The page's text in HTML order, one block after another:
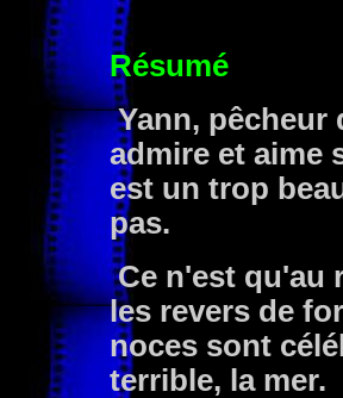
Résumé
Yann, pêcheur
admire et aime
est un trop
pas.
Ce n'est qu'au
les revers de
noces sont
terrible, la mer.